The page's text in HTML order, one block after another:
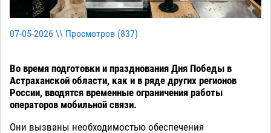
07-05-2026 \\ Просмотров (837)
Во время подготовки и празднования Дня Победы в
Астраханской области, как и в ряде других регионов
России, вводятся временные ограничения работы
операторов мобильной связи.
Они вызваны необходимостью обеспечения